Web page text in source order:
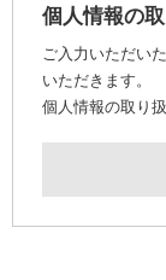
個人情報の
ご入力いただい
いただきます。
個人情報の取り